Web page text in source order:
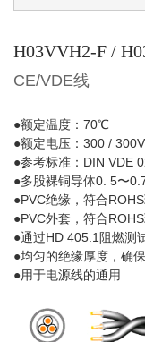
H03VVH2-F /
CE/VDE线
●额定温度：70℃
●额定电压：300 / 300V
●参考标准：DIN VDE
●多股裸铜导体0. 5〜
●PVC绝缘，符合
●PVC外套，符合
●通过HD 405.1阻燃测
●均匀的绝缘厚度，确
●用于电源线的通用